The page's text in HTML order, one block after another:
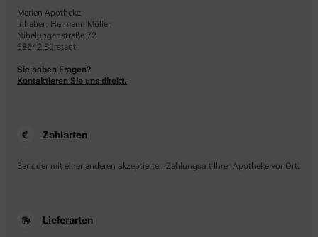
Marien Apotheke
Inhaber: Hermann Müller
Nibelungenstraße 72
68642 Bürstadt
Sie haben Fragen?
Kontaktieren Sie uns direkt.
Zahlarten
Bar oder mit einer anderen akzeptierten Zahlungsart Ihrer Apotheke vor Ort.
Lieferarten